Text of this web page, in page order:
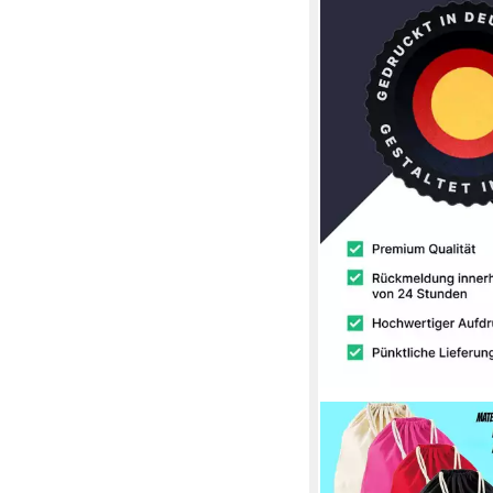
BLONDIE & BROWNIE
Turnbeutel aus
Sailor Moon Anime
12,90 €